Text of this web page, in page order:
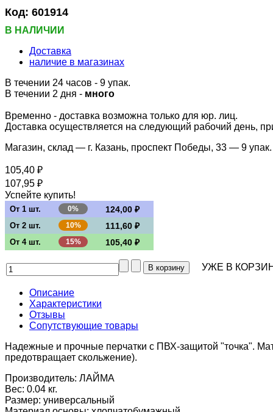
Код: 601914
В НАЛИЧИИ
Доставка
наличие в магазинах
В течении 24 часов - 9 упак.
В течении 2 дня - много
Временно - доставка возможна только для юр. лиц.
Доставка осуществляется на следующий рабочий день,
Магазин, склад — г. Казань, проспект Победы, 33 — 9 упак.
105,40 ₽
107,95 ₽
Успейте купить!
От 1 шт. 0% 124,00 ₽
От 2 шт. 10% 111,60 ₽
От 4 шт. 15% 105,40 ₽
УЖЕ В
Описание
Характеристики
Отзывы
Сопутствующие товары
Надежные и прочные перчатки с ПВХ-защитой "точка".
предотвращает скольжение).
Производитель: ЛАЙМА
Вес: 0.04 кг.
Размер: универсальный